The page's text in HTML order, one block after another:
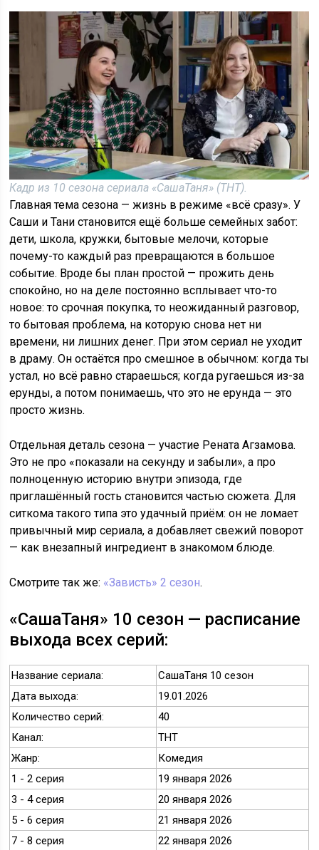
Кадр из 10 сезона сериала «СашаТаня» (ТНТ).
Главная тема сезона — жизнь в режиме «всё сразу». У
Саши и Тани становится ещё больше семейных забот:
дети, школа, кружки, бытовые мелочи, которые
почему-то каждый раз превращаются в большое
событие. Вроде бы план простой — прожить день
спокойно, но на деле постоянно всплывает что-то
новое: то срочная покупка, то неожиданный разговор,
то бытовая проблема, на которую снова нет ни
времени, ни лишних денег. При этом сериал не уходит
в драму. Он остаётся про смешное в обычном: когда ты
устал, но всё равно стараешься; когда ругаешься из-за
ерунды, а потом понимаешь, что это не ерунда — это
просто жизнь.
Отдельная деталь сезона — участие Рената Агзамова.
Это не про «показали на секунду и забыли», а про
полноценную историю внутри эпизода, где
приглашённый гость становится частью сюжета. Для
ситкома такого типа это удачный приём: он не ломает
привычный мир сериала, а добавляет свежий поворот
— как внезапный ингредиент в знакомом блюде.
Смотрите так же: «Зависть» 2 сезон.
«СашаТаня» 10 сезон — расписание
выхода всех серий:
Название сериала:
СашаТаня 10 сезон
Дата выхода:
19.01.2026
Количество серий:
40
Канал:
ТНТ
Жанр:
Комедия
1 - 2 серия
19 января 2026
3 - 4 серия
20 января 2026
5 - 6 серия
21 января 2026
7 - 8 серия
22 января 2026